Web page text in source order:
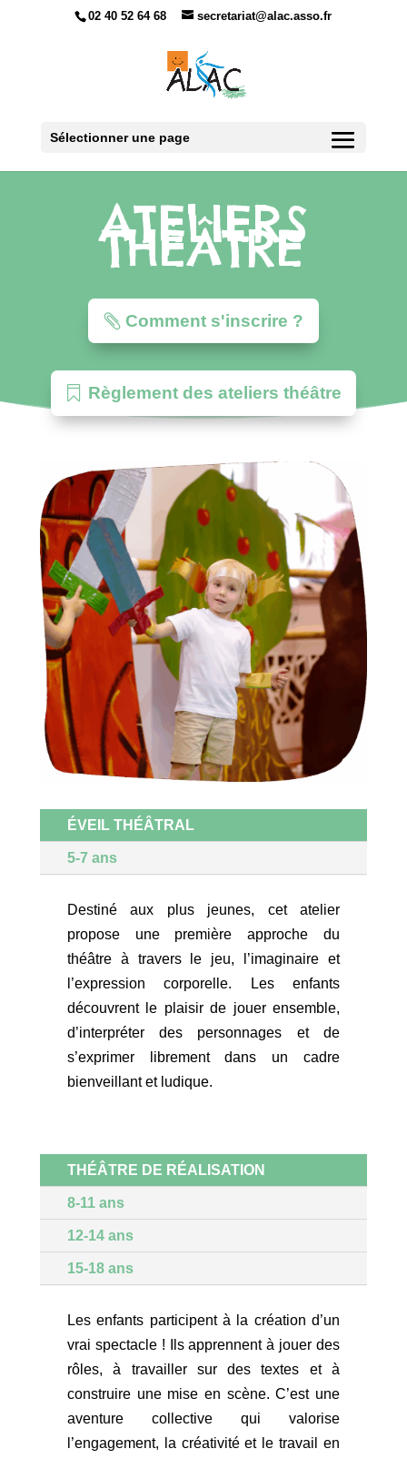
02 40 52 64 68 secretariat@alac.asso.fr
Sélectionner une page
ATELIERS
THÉÂTRE
Comment s'inscrire ?
Règlement des ateliers théâtre
ÉVEIL THÉÂTRAL
5-7 ans
Destiné aux plus jeunes, cet atelier
propose une première approche du
théâtre à travers le jeu, l’imaginaire et
l’expression corporelle. Les enfants
découvrent le plaisir de jouer ensemble,
d’interpréter des personnages et de
s’exprimer librement dans un cadre
bienveillant et ludique.
THÉÂTRE DE RÉALISATION
8-11 ans
12-14 ans
15-18 ans
Les enfants participent à la création d’un
vrai spectacle ! Ils apprennent à jouer des
rôles, à travailler sur des textes et à
construire une mise en scène. C’est une
aventure collective qui valorise
l’engagement, la créativité et le travail en